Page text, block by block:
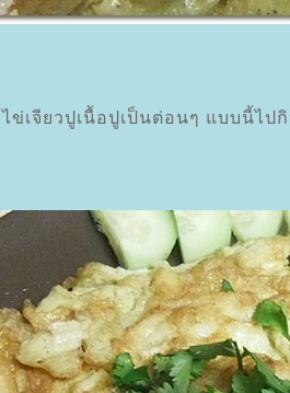
ไข่เจียวปูเนื้อปูเป็นต่อนๆ แบบนี้ไ